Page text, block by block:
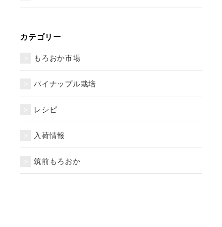
カテゴリー
もろおか市場
パイナップル栽培
レシピ
入荷情報
筑前もろおか